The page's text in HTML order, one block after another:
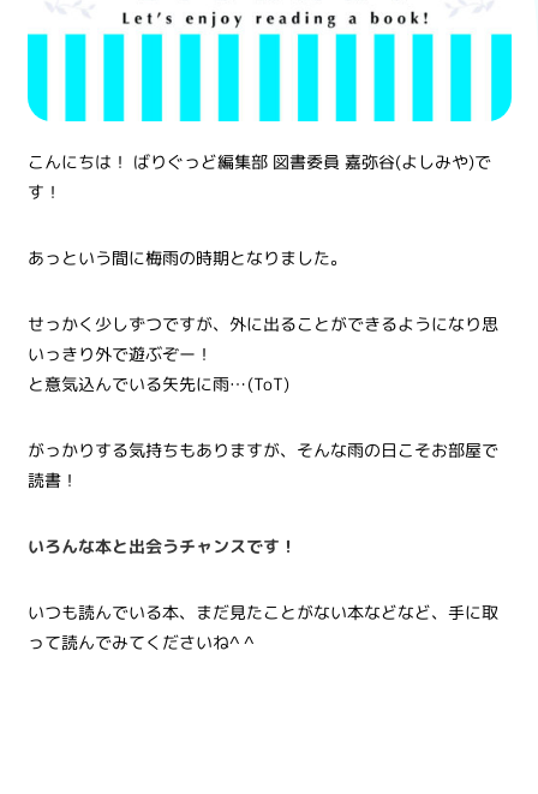
こんにちは！ ばりぐっど編集部 図書委員 嘉弥谷(よしみや)で
す！
あっという間に梅雨の時期となりました。
せっかく少しずつですが、外に出ることができるようになり思
いっきり外で遊ぶぞー！
と意気込んでいる矢先に雨…(ToT)
がっかりする気持ちもありますが、そんな雨の日こそお部屋で
読書！
いろんな本と出会うチャンスです！
いつも読んでいる本、まだ見たことがない本などなど、手に取
って読んでみてくださいね^ ^